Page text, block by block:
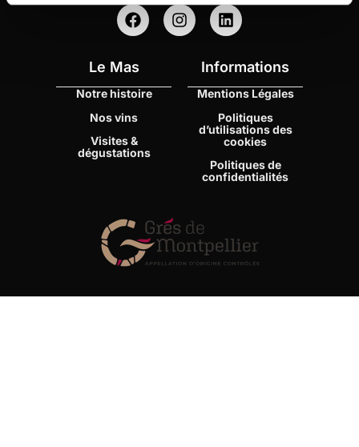
Le Mas
Notre histoire
Nos vins
Visites &
dégustations
Informations
Mentions Légales
Politiques
d’utilisations des
cookies
Politiques de
confidentialités